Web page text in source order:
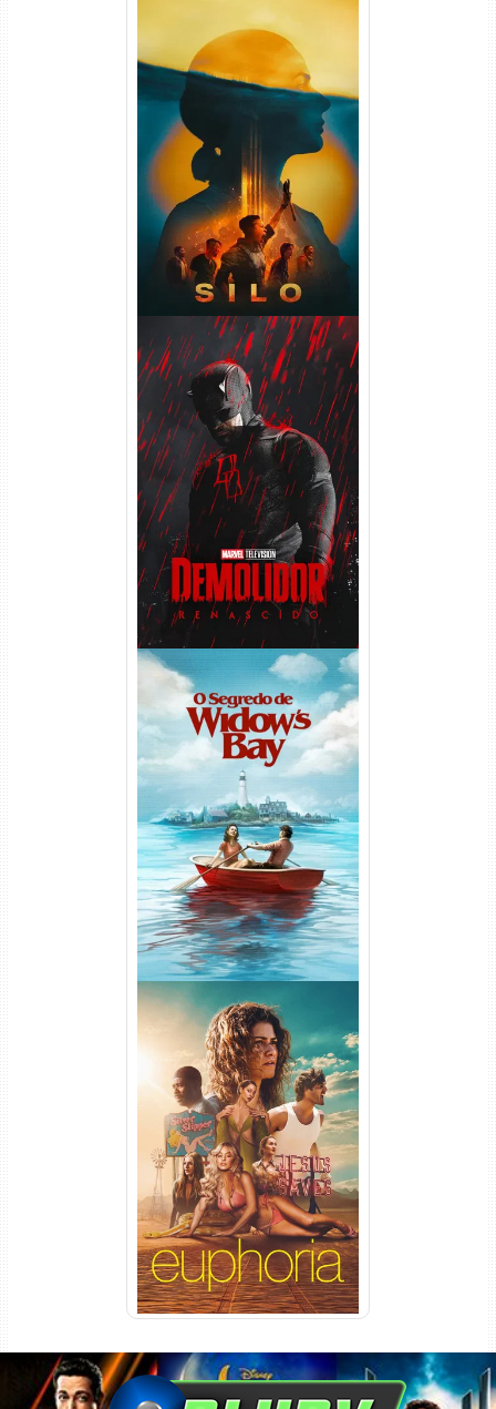
Silo 2ª Temporada (2024)
WEB-DL 1080p Dual Áudio
Demolidor: Renascido 2ª
Temporada (2026) WEB-DL
1080p Dual Áudio
O Segredo de Widow’s Bay
1ª Temporada Torrent (2026)
WEB-DL 1080p Dual Áudio
Euphoria 3ª Temporada
Torrent (2026) WEB-DL 1080p
Dual Áudio